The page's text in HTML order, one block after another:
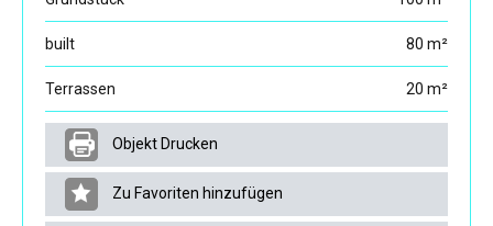
built 80 m²
Terrassen 20 m²
Objekt Drucken
Zu Favoriten hinzufügen